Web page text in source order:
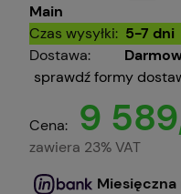
Main
Czas wysyłki: 5-7 dni
Dostawa:
sprawdź formy
Cena: 9
zawiera 23% VAT
Miesięczna